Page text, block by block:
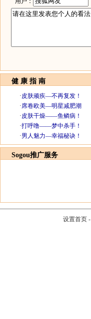
健 康 指 南
Sogou推广服务
设置首页-